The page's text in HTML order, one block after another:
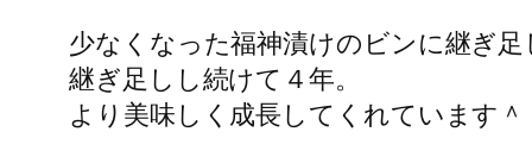
少なくなった福神漬けのビンに継ぎ足
継ぎ足しし続けて４年。
より美味しく成長してくれています＾